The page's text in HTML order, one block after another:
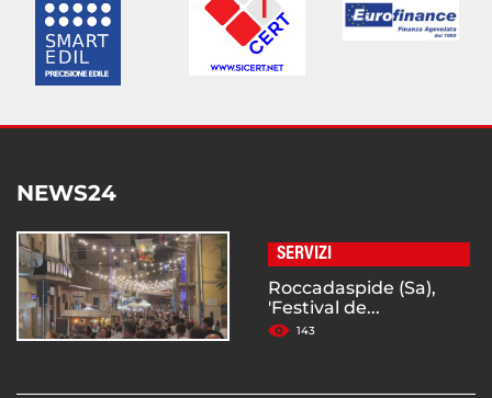
NEWS24
SERVIZI
Roccadaspide (Sa),
'Festival de...
143